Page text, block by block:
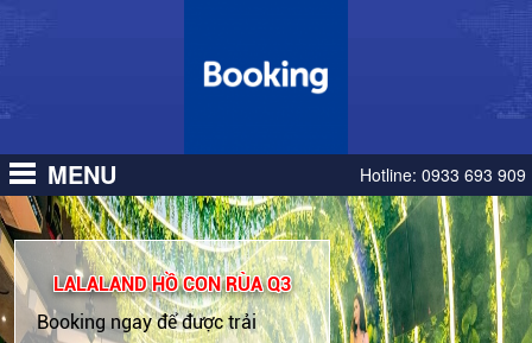
MENU Hotline: 0933 693 909
LALALAND HỒ CON RÙA Q3
Booking ngay để được trải